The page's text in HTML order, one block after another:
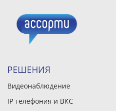
РЕШЕНИЯ
Видеонаблюдение
IP телефония и ВКС